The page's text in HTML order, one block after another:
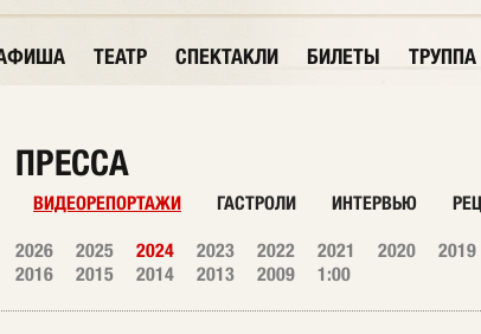
ТЕАТР СПЕКТАКЛИ БИЛЕТЫ ТРУППА
ПРЕССА
ВИДЕОРЕПОРТАЖИ ГАСТРОЛИ ИНТЕРВЬЮ
2026 2025 2024 2023 2022 2021 2020 2019
2016
2015 2014 2013 2009 1:00